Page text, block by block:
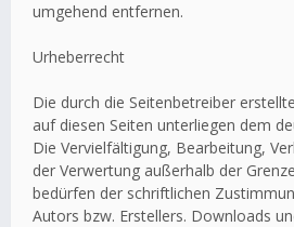
umgehend entfernen.
Urheberrecht
Die durch die Seitenbetreiber
auf diesen Seiten unterliegen dem
Die Vervielfältigung, Bearbeitung,
der Verwertung außerhalb der
bedürfen der schriftlichen
Autors bzw. Erstellers. Downloads